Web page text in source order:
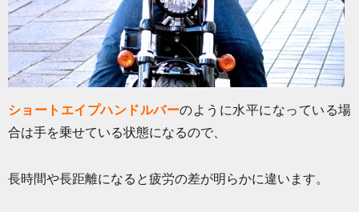
ショートエイプハンドルバーのように水平になっている場
合は手を乗せている状態になるので、
長時間や長距離になると疲労の差が明らかに違います。